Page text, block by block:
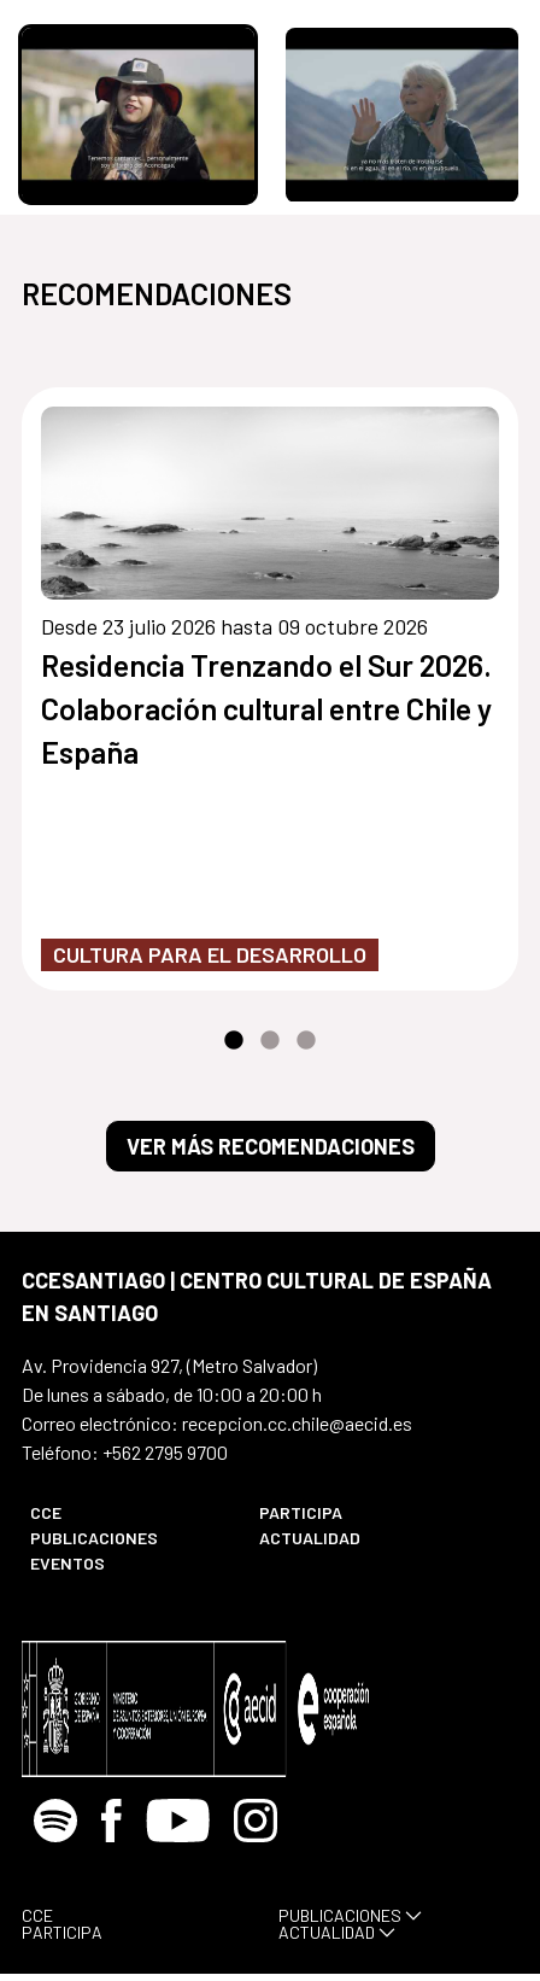
RECOMENDACIONES
Desde 23 julio 2026 hasta 09 octubre 2026
Residencia Trenzando el Sur 2026.
Colaboración cultural entre Chile y
España
CULTURA PARA EL DESARROLLO
VER MÁS RECOMENDACIONES
CCESANTIAGO | CENTRO CULTURAL DE ESPAÑA
EN SANTIAGO
Av. Providencia 927, (Metro Salvador)
De lunes a sábado, de 10:00 a 20:00 h
Correo electrónico: recepcion.cc.chile@aecid.es
Teléfono: +562 2795 9700
CCE
PARTICIPA
PUBLICACIONES
ACTUALIDAD
EVENTOS
Spotify Facebook
Youtube Instagram
CCE
PARTICIPA
PUBLICACIONES
ACTUALIDAD